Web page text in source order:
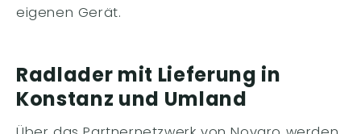
eigenen Gerät.
Radlader mit Lieferung in
Konstanz und Umland